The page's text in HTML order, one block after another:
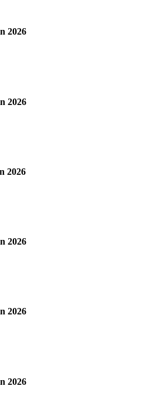
2026
2026
2026
2026
2026
2026